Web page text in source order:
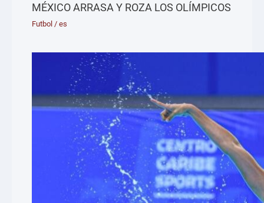
MÉXICO ARRASA Y ROZA LOS OLÍMPICOS
Futbol /es